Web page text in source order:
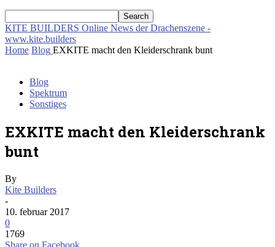
KITE BUILDERS Online News der Drachenszene -
www.kite.builders
Home Blog EXKITE macht den Kleiderschrank bunt
Blog
Spektrum
Sonstiges
EXKITE macht den Kleiderschrank
bunt
By
Kite Builders
-
10. februar 2017
0
1769
Share on Facebook